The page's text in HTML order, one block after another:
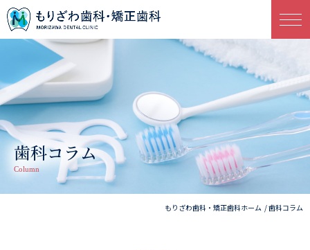
歯科コラム
Column
もりざわ歯科・矯正歯科ホーム 歯科コラム